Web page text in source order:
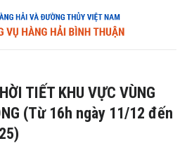
TIẾT KHU VỰC VÙNG
(Từ 16h ngày 11/12 đến